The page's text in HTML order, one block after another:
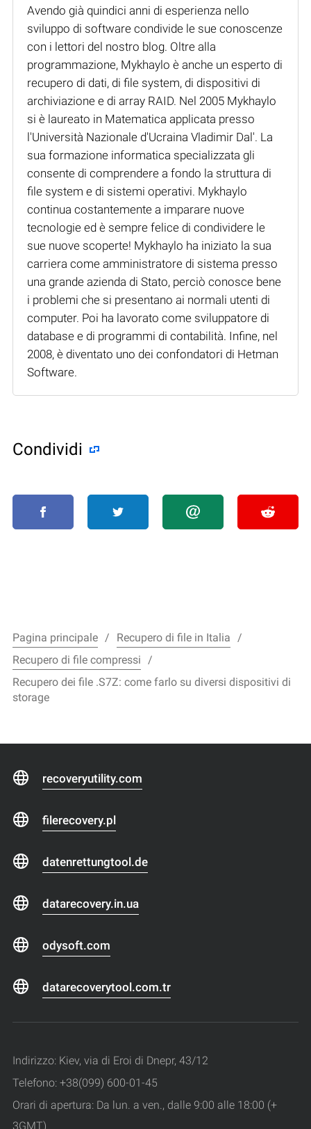
Avendo già quindici anni di esperienza nello
sviluppo di software condivide le sue conoscenze
con i lettori del nostro blog. Oltre alla
programmazione, Mykhaylo è anche un esperto di
recupero di dati, di file system, di dispositivi di
archiviazione e di array RAID. Nel 2005 Mykhaylo
si è laureato in Matematica applicata presso
l'Università Nazionale d'Ucraina Vladimir Dal'. La
sua formazione informatica specializzata gli
consente di comprendere a fondo la struttura di
file system e di sistemi operativi. Mykhaylo
continua costantemente a imparare nuove
tecnologie ed è sempre felice di condividere le
sue nuove scoperte! Mykhaylo ha iniziato la sua
carriera come amministratore di sistema presso
una grande azienda di Stato, perciò conosce bene
i problemi che si presentano ai normali utenti di
computer. Poi ha lavorato come sviluppatore di
database e di programmi di contabilità. Infine, nel
2008, è diventato uno dei confondatori di Hetman
Software.
Condividi
Pagina principale
Recupero di file in Italia
Recupero di file compressi
Recupero dei file .S7Z: come farlo su diversi dispositivi di
storage
recoveryutility.com
filerecovery.pl
datenrettungtool.de
datarecovery.in.ua
odysoft.com
datarecoverytool.com.tr
Indirizzo: Kiev, via di Eroi di Dnepr, 43/12
Telefono: +38(099) 600-01-45
Orari di apertura: Da lun. a ven., dalle 9:00 alle 18:00 (+
3GMT)